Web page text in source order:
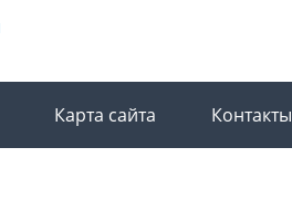
Карта сайта Контакты